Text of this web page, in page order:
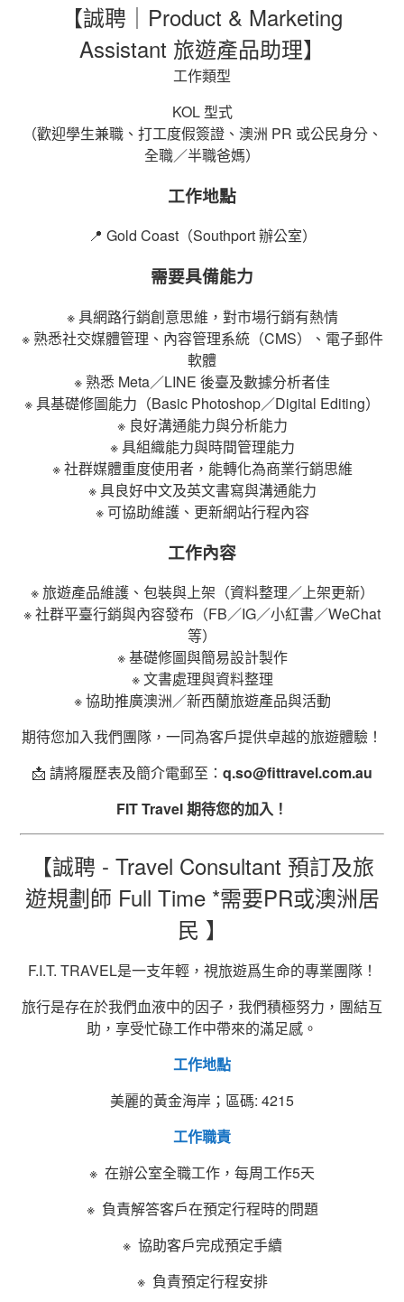
【誠聘｜Product & Marketing
Assistant 旅遊產品助理】
工作類型
KOL 型式
（歡迎學生兼職、打工度假簽證、澳洲 PR 或公民身分、
全職／半職爸媽）
工作地點
📍 Gold Coast（Southport 辦公室）
需要具備能力
※ 具網路行銷創意思維，對市場行銷有熱情
※ 熟悉社交媒體管理、內容管理系統（CMS）、電子郵件
軟體
※ 熟悉 Meta／LINE 後臺及數據分析者佳
※ 具基礎修圖能力（Basic Photoshop／Digital Editing）
※ 良好溝通能力與分析能力
※ 具組織能力與時間管理能力
※ 社群媒體重度使用者，能轉化為商業行銷思維
※ 具良好中文及英文書寫與溝通能力
※ 可協助維護、更新網站行程內容
工作內容
※ 旅遊產品維護、包裝與上架（資料整理／上架更新）
※ 社群平臺行銷與內容發布（FB／IG／小紅書／WeChat
等）
※ 基礎修圖與簡易設計製作
※ 文書處理與資料整理
※ 協助推廣澳洲／新西蘭旅遊產品與活動
期待您加入我們團隊，一同為客戶提供卓越的旅遊體驗！
📩 請將履歷表及簡介電郵至： q.so@fittravel.com.au
FIT Travel 期待您的加入！
【誠聘 - Travel Consultant 預訂及旅
遊規劃師 Full Time *需要PR或澳洲居
民 】
F.I.T. TRAVEL是一支年輕，視旅遊爲生命的專業團隊！
旅行是存在於我們血液中的因子，我們積極努力，團結互
助，享受忙碌工作中帶來的滿足感。
工作地點
美麗的黃金海岸；區碼: 4215
工作職責
※ 在辦公室全職工作，每周工作5天
※ 負責解答客戶在預定行程時的問題
※ 協助客戶完成預定手續
※ 負責預定行程安排